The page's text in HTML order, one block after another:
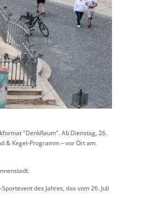
"DenkRaum". Ab Dienstag, 26.
& Kegel-Programm – vor Ort am
des Jahres, das vom 26. Juli